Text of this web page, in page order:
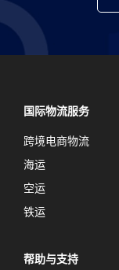
国际物流服务
跨境电商物流
海运
空运
铁运
帮助与支持